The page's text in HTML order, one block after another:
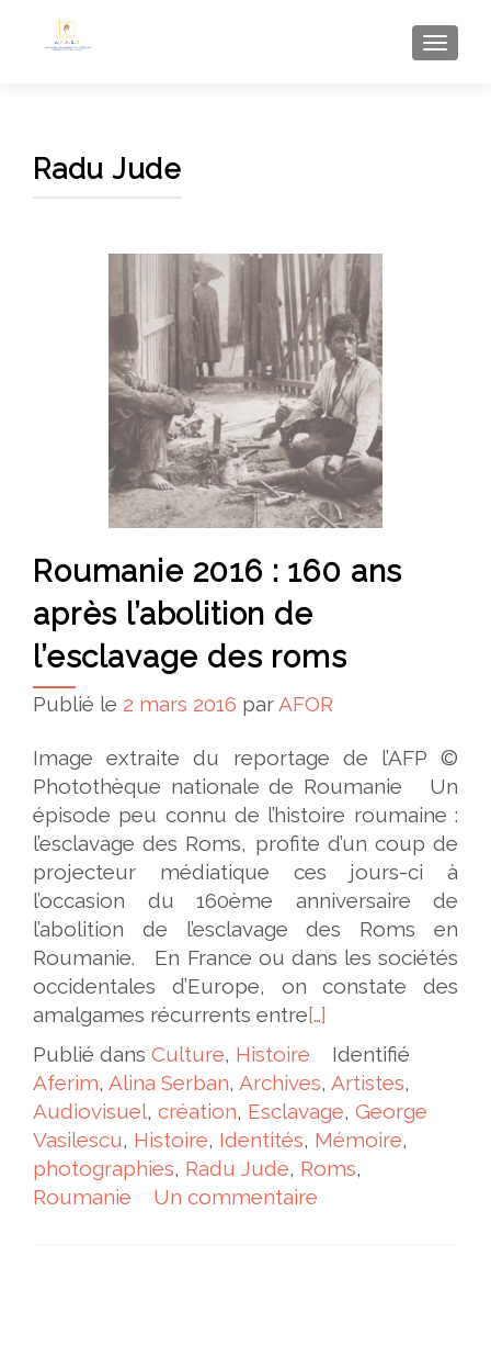
Radu Jude
Roumanie 2016 : 160 ans
après l’abolition de
l’esclavage des roms
Publié le 2 mars 2016 par AFOR
Image extraite du reportage de l’AFP ©
Photothèque nationale de Roumanie Un
épisode peu connu de l’histoire roumaine :
l’esclavage des Roms, profite d’un coup de
projecteur médiatique ces jours-ci à
l’occasion du 160ème anniversaire de
l’abolition de l’esclavage des Roms en
Roumanie. En France ou dans les sociétés
occidentales d’Europe, on constate des
amalgames récurrents entre[…]
Publié dans Culture, Histoire
Identifié
Aferim, Alina Serban, Archives, Artistes,
Audiovisuel, création, Esclavage, George
Vasilescu, Histoire, Identités, Mémoire,
photographies, Radu Jude, Roms,
Roumanie
Un commentaire